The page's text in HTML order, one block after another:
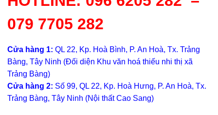
079 7705 282
Cửa hàng 1: QL 22, Kp. Hoà Bình, P. An Hoà, Tx. Trảng
Bàng, Tây Ninh (Đối diện Khu văn hoá thiếu nhi thị xã
Trảng Bàng)
Cửa hàng 2: Số 99, QL 22, Kp. Hoà Hưng, P. An Hoà, Tx.
Trảng Bàng, Tây Ninh (Nội thất Cao Sang)